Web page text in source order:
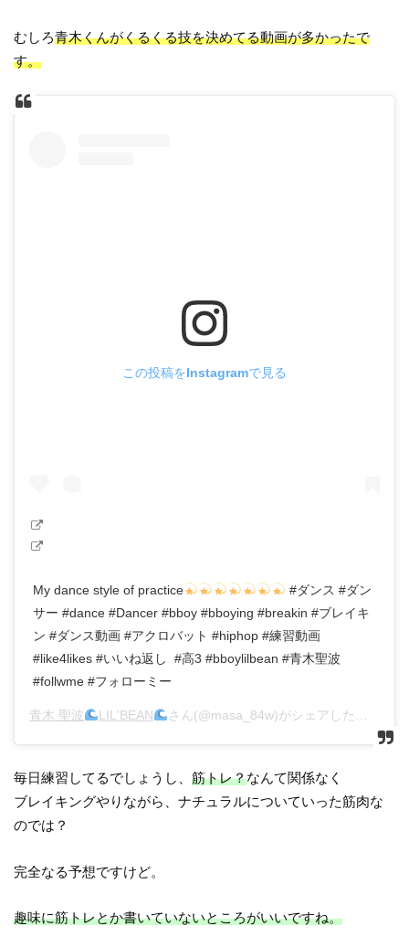
むしろ青木くんがくるくる技を決めてる動画が多かったで
す。
この投稿をInstagramで見る
My dance style of practice
#ダンス #ダン
サー #dance #Dancer #bboy #bboying #breakin #ブレイキ
ン #ダンス動画 #アクロバット #hiphop #練習動画
#like4likes #いいね返し ‬ ‪#高3 #bboylilbean #青木聖波
#follwme #フォローミー
青木 聖波 LIL'BEAN さん(@masa_84w)がシェアした投稿 –
毎日練習してるでしょうし、筋トレ？なんて関係なく
ブレイキングやりながら、ナチュラルについていった筋肉な
のでは？
完全なる予想ですけど。
趣味に筋トレとか書いていないところがいいですね。